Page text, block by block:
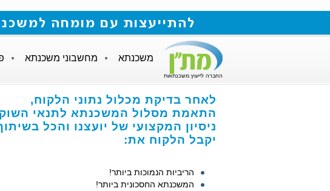
להתייעצות עם מומחה למשכנתאות חייגו 073-211-26-
החברה לייעוץ משכנתאות
משכנתא מחשבוני משכנתא
לאחר בדיקת מכלול נתוני הלקוח,
התאמת מסלול המשכנתא לתנאי
ניסיון המקצועי של יועצנו והכל
יקבל הלקוח את:
הריביות הנמוכות ביותר!
המשכנתא החסכונית ביותר!